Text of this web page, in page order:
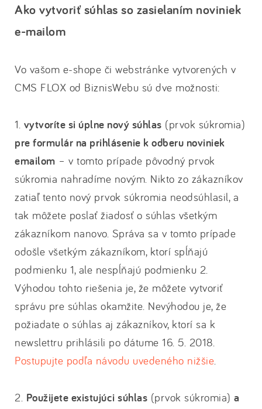
Ako vytvoriť súhlas so zasielaním noviniek
e-mailom
Vo vašom e-shope či webstránke vytvorených v
CMS FLOX od BiznisWebu sú dve možnosti:
1. vytvoríte si úplne nový súhlas (prvok súkromia)
pre formulár na prihlásenie k odberu noviniek
emailom – v tomto prípade pôvodný prvok
súkromia nahradíme novým. Nikto zo zákazníkov
zatiaľ tento nový prvok súkromia neodsúhlasil, a
tak môžete poslať žiadosť o súhlas všetkým
zákazníkom nanovo. Správa sa v tomto prípade
odošle všetkým zákazníkom, ktorí spĺňajú
podmienku 1, ale nespĺňajú podmienku 2.
Výhodou tohto riešenia je, že môžete vytvoriť
správu pre súhlas okamžite. Nevýhodou je, že
požiadate o súhlas aj zákazníkov, ktorí sa k
newslettru prihlásili po dátume 16. 5. 2018.
Postupujte podľa návodu uvedeného nižšie.
2. Použijete existujúci súhlas (prvok súkromia) a